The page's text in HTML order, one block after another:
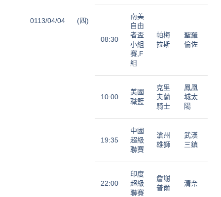
0113/04/04 (四)
08:30
南美
自由
者盃
小組
賽,F
組
帕梅
拉斯
聖羅
倫佐
10:00
美國
職籃
克里
夫蘭
騎士
鳳凰
城太
陽
19:35
中國
超級
聯賽
滄州
雄獅
武漢
三鎮
22:00
印度
超級
聯賽
詹謝
普爾
清奈